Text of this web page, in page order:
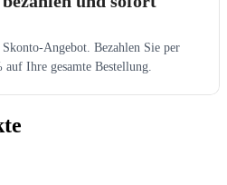
Angebot. Bezahlen Sie per
auf Ihre gesamte Bestellung.